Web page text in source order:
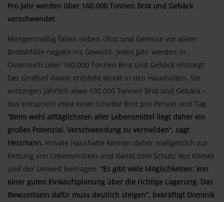
Pro Jahr werden über 160.000 Tonnen Brot und Gebäck
verschwendet
Mengenmäßig fallen neben Obst und Gemüse vor allem
Brotabfälle negativ ins Gewicht: Jedes Jahr werden in
Österreich über 160.000 Tonnen Brot und Gebäck entsorgt.
Der Großteil davon entsteht direkt in den Haushalten. Sie
entsorgen jährlich etwa 100.000 Tonnen Brot und Gebäck –
das entspricht etwa einer Scheibe Brot pro Person und Tag.
“Beim wohl alltäglichsten aller Lebensmittel liegt daher ein
großes Potenzial, Verschwendung zu vermeiden“, sagt
Heizmann. Private Haushalte können daher maßgeblich zur
Rettung von Lebensmitteln und damit zum Schutz des Klimas
und der Umwelt beitragen. “Es gibt viele Möglichkeiten: Von
einer guten Einkaufsplanung über die richtige Lagerung. Das
Bewusstsein dafür muss deutlich steigen”, bekräftigt Dominik